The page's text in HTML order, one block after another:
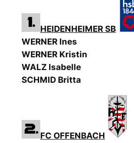
HEIDENHEIMER SB
WERNER Ines
WERNER Kristin
WALZ Isabelle
SCHMID Britta
FC OFFENBACH